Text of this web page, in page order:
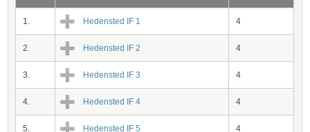
1. Hedensted IF 1 4
2. Hedensted IF 2 4
3. Hedensted IF 3 4
4. Hedensted IF 4 4
5. Hedensted IF 5 4